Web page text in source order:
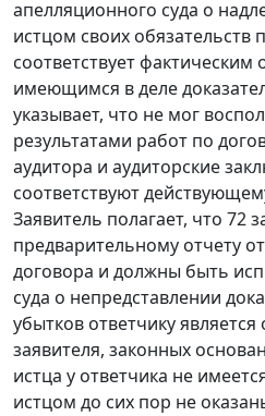
апелляционного суда о
истцом своих обязательств
соответствует фактическим
имеющимся в деле
указывает, что не мог
результатами работ по
аудитора и аудиторские
соответствуют
Заявитель полагает, что 72
предварительному отчету
договора и должны быть
суда о непредставлении
убытков ответчику
заявителя, законных
истца у ответчика не
истцом до сих пор не